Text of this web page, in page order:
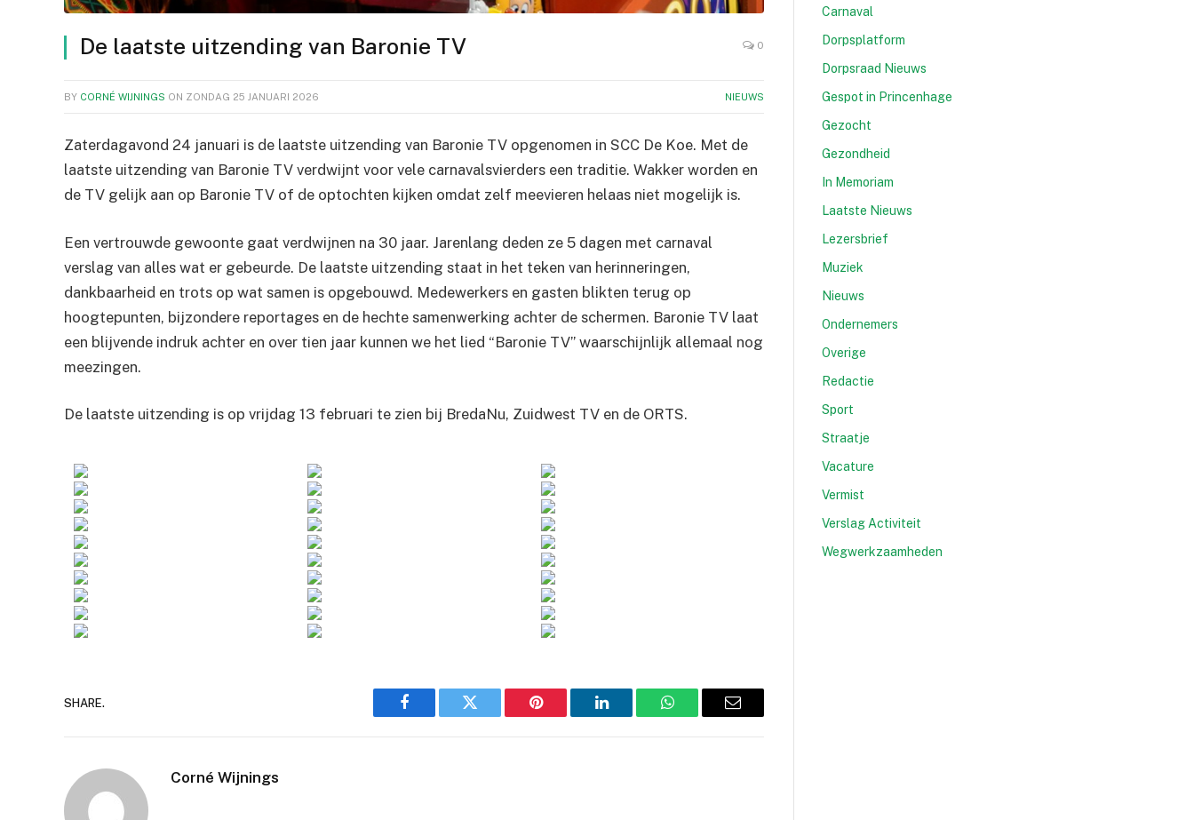
De laatste uitzending van Baronie TV 0
BY CORNÉ WIJNINGS ON ZONDAG 25 JANUARI 2026 NIEUWS
Zaterdagavond 24 januari is de laatste uitzending van Baronie TV opgenomen in SCC De Koe. Met de
laatste uitzending van Baronie TV verdwijnt voor vele carnavalsvierders een traditie. Wakker worden en
de TV gelijk aan op Baronie TV of de optochten kijken omdat zelf meevieren helaas niet mogelijk is.
Een vertrouwde gewoonte gaat verdwijnen na 30 jaar. Jarenlang deden ze 5 dagen met carnaval
verslag van alles wat er gebeurde. De laatste uitzending staat in het teken van herinneringen,
dankbaarheid en trots op wat samen is opgebouwd. Medewerkers en gasten blikten terug op
hoogtepunten, bijzondere reportages en de hechte samenwerking achter de schermen. Baronie TV laat
een blijvende indruk achter en over tien jaar kunnen we het lied “Baronie TV” waarschijnlijk allemaal nog
meezingen.
De laatste uitzending is op vrijdag 13 februari te zien bij BredaNu, Zuidwest TV en de ORTS.
SHARE.
Facebook Twitter Pinterest LinkedIn WhatsAppEmail
Corné Wijnings
Carnaval
Dorpsplatform
Dorpsraad Nieuws
Gespot in Princenhage
Gezocht
Gezondheid
In Memoriam
Laatste Nieuws
Lezersbrief
Muziek
Nieuws
Ondernemers
Overige
Redactie
Sport
Straatje
Vacature
Vermist
Verslag Activiteit
Wegwerkzaamheden